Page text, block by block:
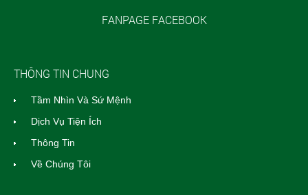
FANPAGE FACEBOOK
THÔNG TIN CHUNG
Tầm Nhìn Và Sứ Mệnh
Dịch Vụ Tiện Ích
Thông Tin
Về Chúng Tôi